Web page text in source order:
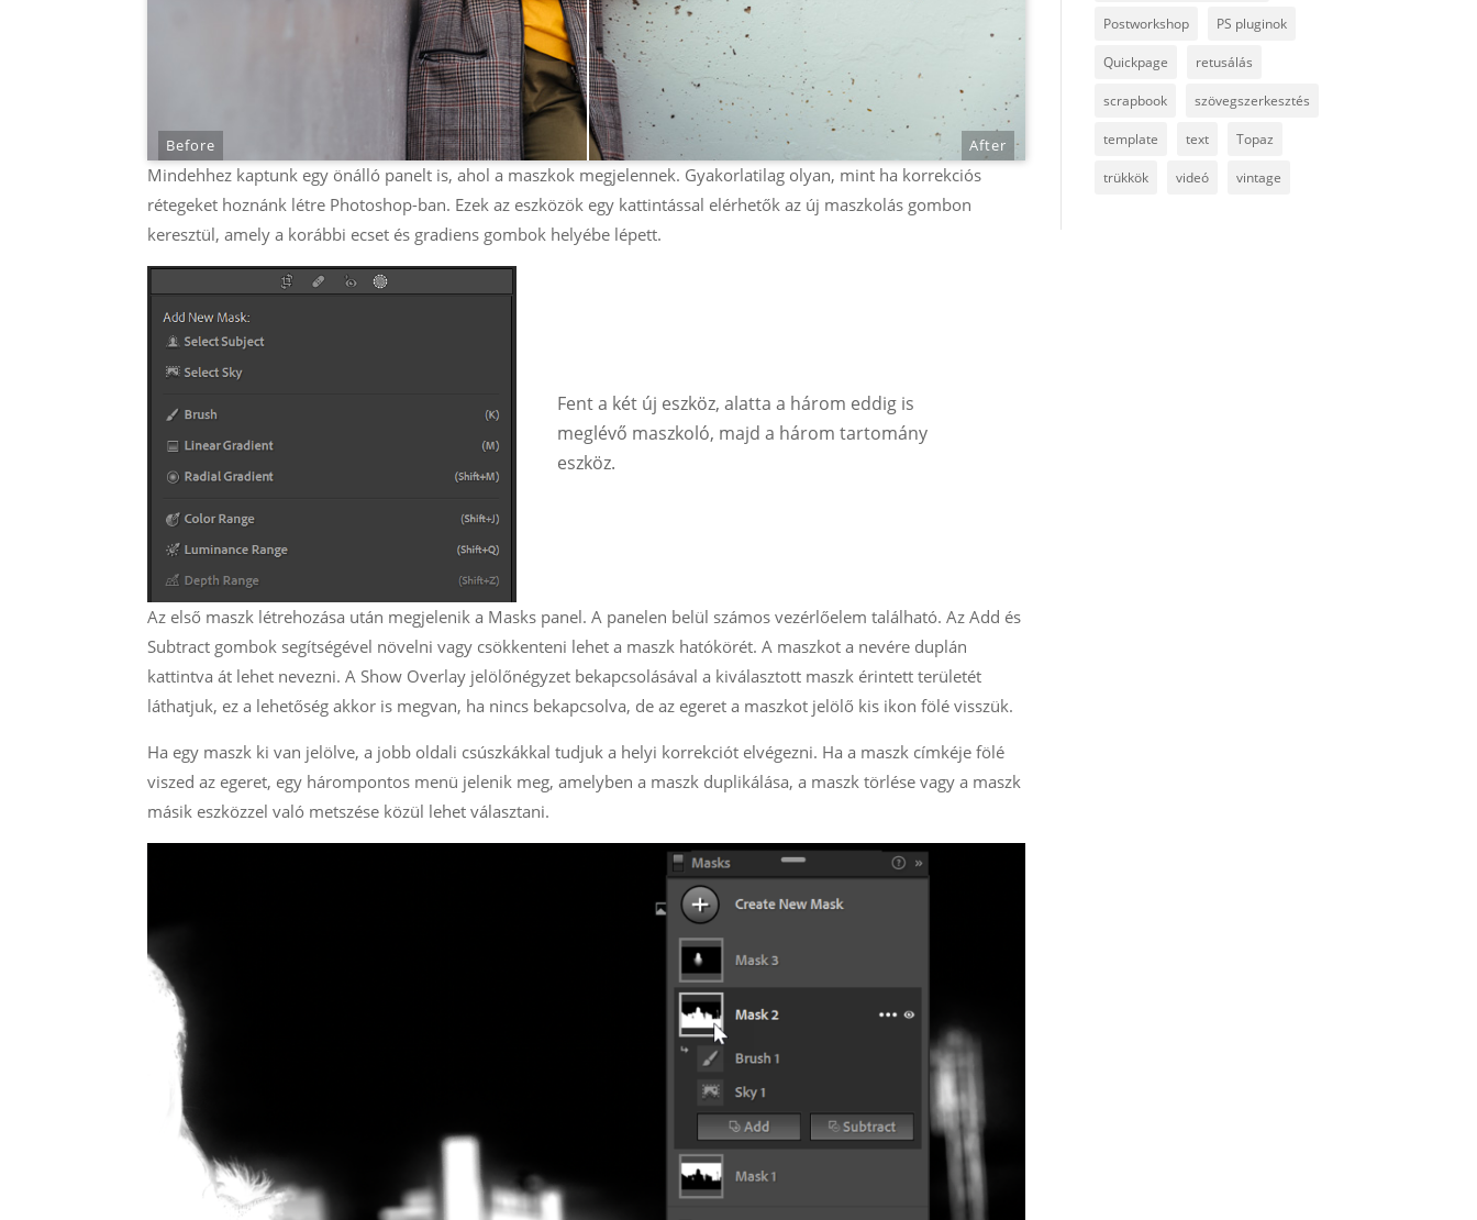
Before After
Mindehhez kaptunk egy önálló panelt is, ahol a maszkok megjelennek. Gyakorlatilag olyan, mint ha korrekciós
rétegeket hoznánk létre Photoshop-ban. Ezek az eszközök egy kattintással elérhetők az új maszkolás gombon
keresztül, amely a korábbi ecset és gradiens gombok helyébe lépett.
Fent a két új eszköz, alatta a három eddig is
meglévő maszkoló, majd a három tartomány
eszköz.
Az első maszk létrehozása után megjelenik a Masks panel. A panelen belül számos vezérlőelem található. Az Add és
Subtract gombok segítségével növelni vagy csökkenteni lehet a maszk hatókörét. A maszkot a nevére duplán
kattintva át lehet nevezni. A Show Overlay jelölőnégyzet bekapcsolásával a kiválasztott maszk érintett területét
láthatjuk, ez a lehetőség akkor is megvan, ha nincs bekapcsolva, de az egeret a maszkot jelölő kis ikon fölé visszük.
Ha egy maszk ki van jelölve, a jobb oldali csúszkákkal tudjuk a helyi korrekciót elvégezni. Ha a maszk címkéje fölé
viszed az egeret, egy hárompontos menü jelenik meg, amelyben a maszk duplikálása, a maszk törlése vagy a maszk
másik eszközzel való metszése közül lehet választani.
Postworkshop PS pluginok
Quickpage retusálás
scrapbook szövegszerkesztés
template text Topaz
trükkök videó vintage